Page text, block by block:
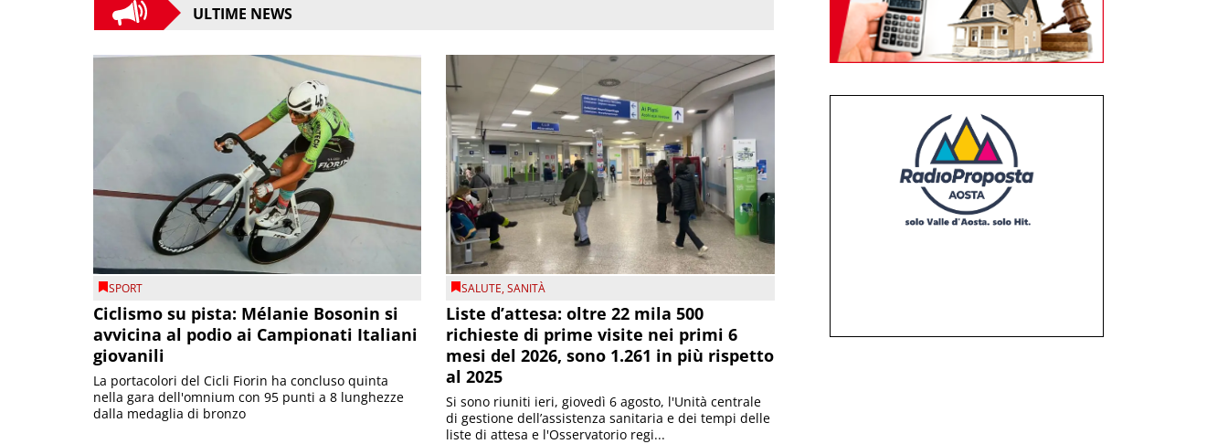
ULTIME NEWS
SPORT
Ciclismo su pista: Mélanie Bosonin si
avvicina al podio ai Campionati Italiani
giovanili
La portacolori del Cicli Fiorin ha concluso quinta
nella gara dell'omnium con 95 punti a 8 lunghezze
dalla medaglia di bronzo
SALUTE,SANITÀ
Liste d’attesa: oltre 22 mila 500
richieste di prime visite nei primi 6
mesi del 2026, sono 1.261 in più rispetto
al 2025
Si sono riuniti ieri, giovedì 6 agosto, l'Unità centrale
di gestione dell’assistenza sanitaria e dei tempi delle
liste di attesa e l'Osservatorio regi...